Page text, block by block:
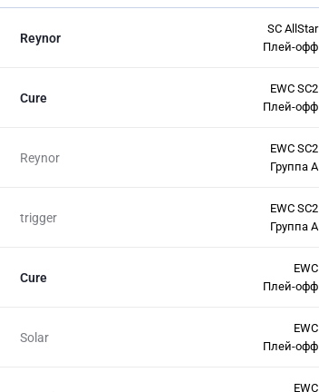
Reynor
SC AllStar
Плей-офф
Cure
EWC SC2
Плей-офф
Reynor
EWC SC2
Группа А
trigger
EWC SC2
Группа А
Cure
EWC
Плей-офф
Solar
EWC
Плей-офф
EWC